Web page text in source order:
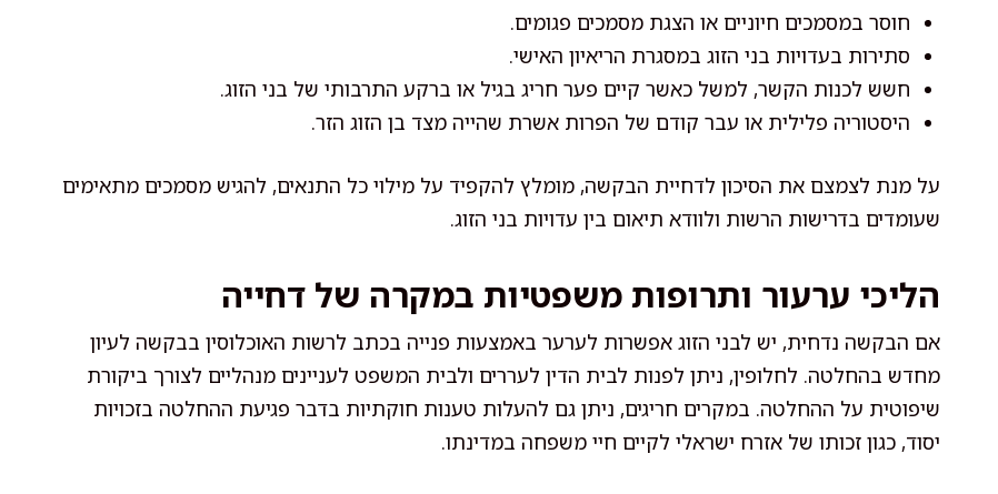
חוסר במסמכים חיוניים או הצגת מסמכים פגומים.
סתירות בעדויות בני הזוג במסגרת הריאיון האישי.
חשש לכנות הקשר, למשל כאשר קיים פער חריג בגיל או ברקע התרבותי של בני הזוג.
היסטוריה פלילית או עבר קודם של הפרות אשרת שהייה מצד בן הזוג הזר.
על מנת לצמצם את הסיכון לדחיית הבקשה, מומלץ להקפיד על מילוי כל התנאים, להגיש מסמכים מתאימים
שעומדים בדרישות הרשות ולוודא תיאום בין עדויות בני הזוג.
הליכי ערעור ותרופות משפטיות במקרה של דחייה
אם הבקשה נדחית, יש לבני הזוג אפשרות לערער באמצעות פנייה בכתב לרשות האוכלוסין בבקשה לעיון
מחדש בהחלטה. לחלופין, ניתן לפנות לבית הדין לעררים ולבית המשפט לעניינים מנהליים לצורך ביקורת
שיפוטית על ההחלטה. במקרים חריגים, ניתן גם להעלות טענות חוקתיות בדבר פגיעת ההחלטה בזכויות
יסוד, כגון זכותו של אזרח ישראלי לקיים חיי משפחה במדינתו.